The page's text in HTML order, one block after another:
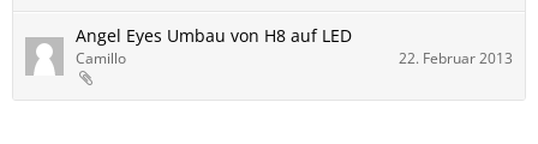
Angel Eyes Umbau von H8 auf LED
Camillo 22. Februar 2013